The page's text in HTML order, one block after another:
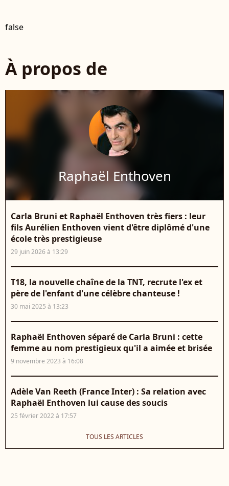
false
À propos de
Raphaël Enthoven
Carla Bruni et Raphaël Enthoven très fiers : leur
fils Aurélien Enthoven vient d'être diplômé d'une
école très prestigieuse
29 juin 2026 à 13:29
T18, la nouvelle chaîne de la TNT, recrute l'ex et
père de l'enfant d'une célèbre chanteuse !
30 mai 2025 à 13:23
Raphaël Enthoven séparé de Carla Bruni : cette
femme au nom prestigieux qu'il a aimée et brisée
9 novembre 2023 à 16:08
Adèle Van Reeth (France Inter) : Sa relation avec
Raphaël Enthoven lui cause des soucis
25 février 2022 à 17:57
TOUS LES ARTICLES